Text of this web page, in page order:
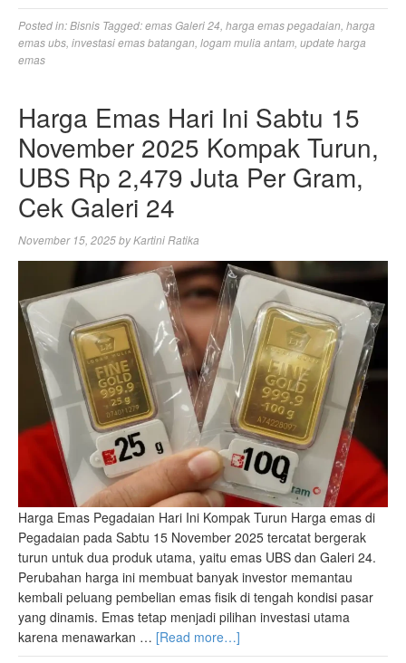
Posted in:Bisnis Tagged:emas Galeri 24, harga emas pegadaian, harga
emas ubs, investasi emas batangan, logam mulia antam, update harga
emas
Harga Emas Hari Ini Sabtu 15
November 2025 Kompak Turun,
UBS Rp 2,479 Juta Per Gram,
Cek Galeri 24
November 15, 2025byKartini Ratika
Harga Emas Pegadaian Hari Ini Kompak Turun Harga emas di
Pegadaian pada Sabtu 15 November 2025 tercatat bergerak
turun untuk dua produk utama, yaitu emas UBS dan Galeri 24.
Perubahan harga ini membuat banyak investor memantau
kembali peluang pembelian emas fisik di tengah kondisi pasar
yang dinamis. Emas tetap menjadi pilihan investasi utama
karena menawarkan … [Read more…]